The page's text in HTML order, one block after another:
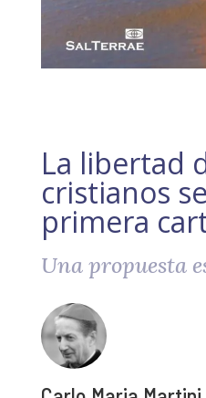
La libertad
cristianos
primera
Una propuesta